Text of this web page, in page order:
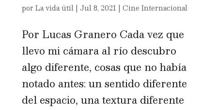
por La vida útil| Jul 8, 2021| Cine Internacional
Por Lucas Granero Cada vez que
llevo mi cámara al río descubro
algo diferente, cosas que no había
notado antes: un sentido diferente
del espacio, una textura diferente